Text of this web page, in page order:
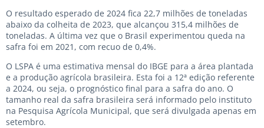
O resultado esperado de 2024 fica 22,7 milhões de toneladas
abaixo da colheita de 2023, que alcançou 315,4 milhões de
toneladas. A última vez que o Brasil experimentou queda na
safra foi em 2021, com recuo de 0,4%.
O LSPA é uma estimativa mensal do IBGE para a área plantada
e a produção agrícola brasileira. Esta foi a 12ª edição referente
a 2024, ou seja, o prognóstico final para a safra do ano. O
tamanho real da safra brasileira será informado pelo instituto
na Pesquisa Agrícola Municipal, que será divulgada apenas em
setembro.